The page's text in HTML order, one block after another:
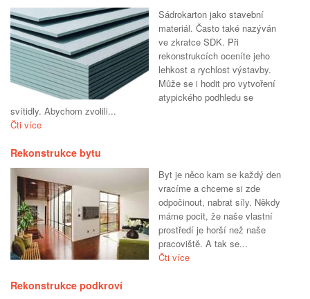
Sádrokarton jako stavební
materiál. Často také nazýván
ve zkratce SDK. Při
rekonstrukcích oceníte jeho
lehkost a rychlost výstavby.
Může se i hodit pro vytvoření
atypického podhledu se
svítidly. Abychom zvolili...
Čti více
Rekonstrukce bytu
Byt je něco kam se každý den
vracíme a chceme si zde
odpočinout, nabrat síly. Někdy
máme pocit, že naše vlastní
prostředí je horší než naše
pracoviště. A tak se...
Čti více
Rekonstrukce podkroví